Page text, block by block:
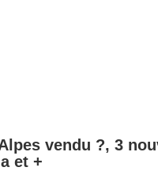
vendu ?, 3
et +